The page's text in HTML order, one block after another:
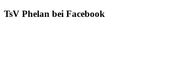
TsV Phelan bei Facebook